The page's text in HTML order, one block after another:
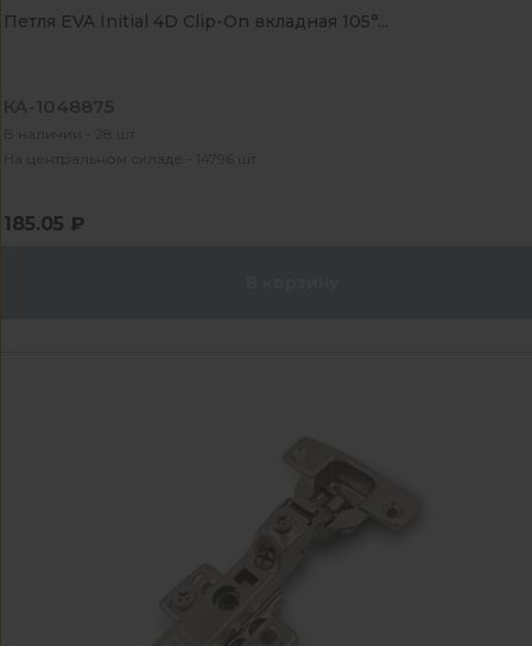
Петля EVA Initial 4D Clip-On вкладная 105°...
КА-1048875
В наличии - 28 шт
На центральном складе - 14796 шт
185.05 ₽